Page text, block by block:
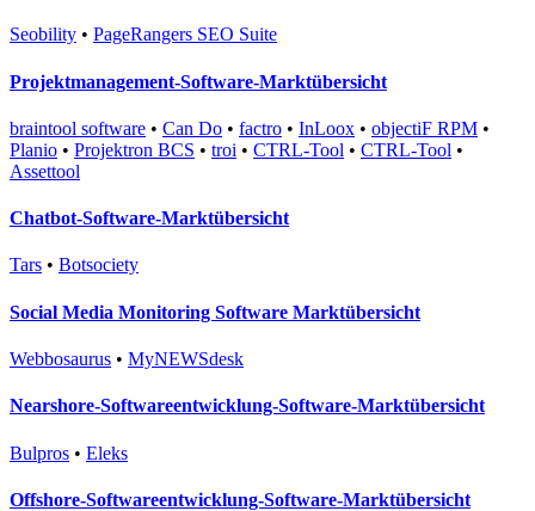
Seobility • PageRangers SEO Suite
Projektmanagement-Software-Marktübersicht
braintool software • Can Do • factro • InLoox • objectiF RPM •
Planio • Projektron BCS • troi • CTRL-Tool • CTRL-Tool •
Assettool
Chatbot-Software-Marktübersicht
Tars • Botsociety
Social Media Monitoring Software Marktübersicht
Webbosaurus • MyNEWSdesk
Nearshore-Softwareentwicklung-Software-Marktübersicht
Bulpros • Eleks
Offshore-Softwareentwicklung-Software-Marktübersicht